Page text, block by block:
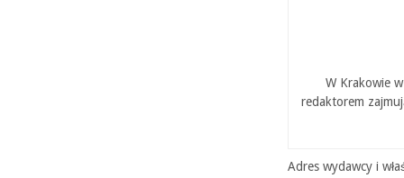
W Krakowie
redaktorem
Adres wydawcy i